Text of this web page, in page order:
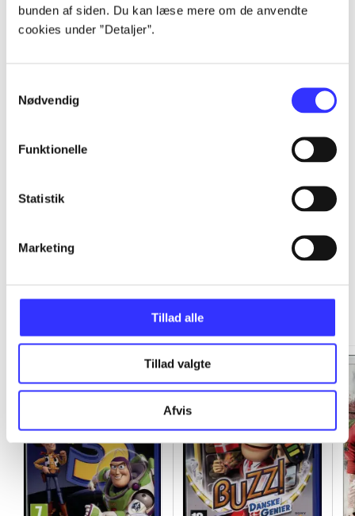
bunden af siden. Du kan læse mere om de anvendte
cookies under ”Detaljer”.
Nødvendig
Funktionelle
Statistik
Marketing
Tillad alle
Tillad valgte
Afvis
...
Minder om